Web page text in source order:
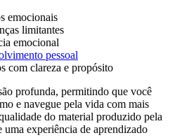
emocionais
limitantes
emocional
pessoal
com clareza e propósito
profunda, permitindo que você
e navegue pela vida com mais
do material produzido pela
experiência de aprendizado